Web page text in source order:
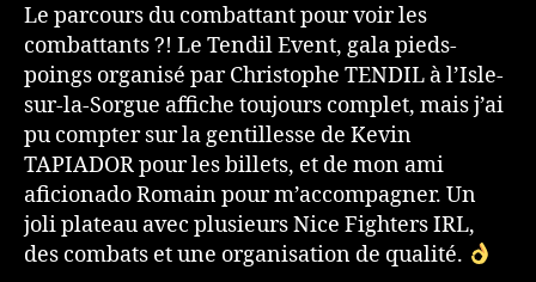
Le parcours du combattant pour voir les
combattants ?! Le Tendil Event, gala pieds-
poings organisé par Christophe TENDIL à l’Isle-
sur-la-Sorgue affiche toujours complet, mais j’ai
pu compter sur la gentillesse de Kevin
TAPIADOR pour les billets, et de mon ami
aficionado Romain pour m’accompagner. Un
joli plateau avec plusieurs Nice Fighters IRL,
des combats et une organisation de qualité.